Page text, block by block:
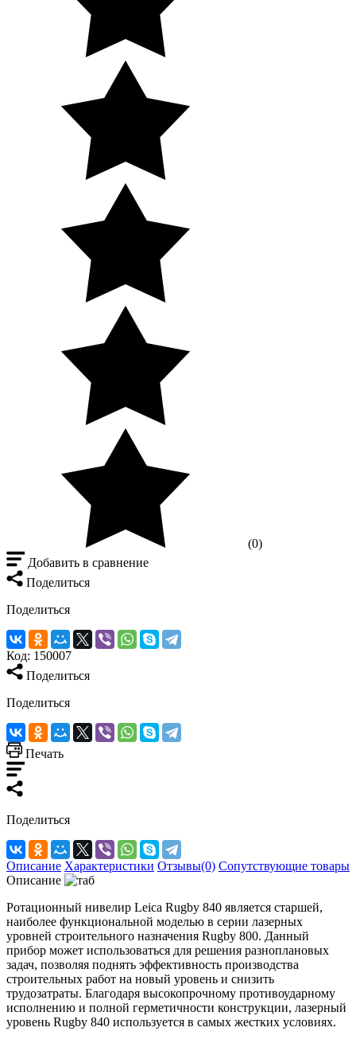
(0)
Добавить в сравнение
Поделиться
Поделиться
Код: 150007
Поделиться
Поделиться
Печать
Поделиться
Описание Характеристики Отзывы(0) Сопутствующие товары
Описание
Ротационный нивелир Leica Rugby 840 является старшей,
наиболее функциональной моделью в серии лазерных
уровней строительного назначения Rugby 800. Данный
прибор может использоваться для решения разноплановых
задач, позволяя поднять эффективность производства
строительных работ на новый уровень и снизить
трудозатраты. Благодаря высокопрочному противоударному
исполнению и полной герметичности конструкции, лазерный
уровень Rugby 840 используется в самых жестких условиях.